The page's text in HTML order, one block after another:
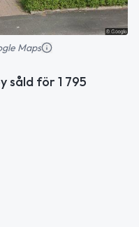
Maps
såld för 1 795